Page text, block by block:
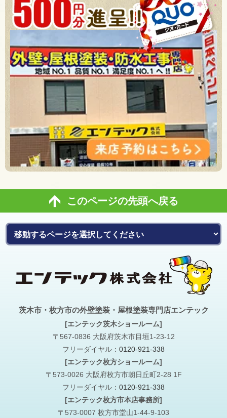
このページの先頭へ戻る
茨木市・枚方市の外壁塗装・屋根塗装専門店エンテック
[エンテック茨木ショールーム]
〒567-0836 大阪府茨木市目垣1-23-12
フリーダイヤル： 0120-921-338
[エンテック枚方ショールーム]
〒573-0026 大阪府枚方市朝日丘町2-28 1F
フリーダイヤル： 0120-921-338
[エンテック枚方市本店事務所]
〒573-0007 枚方市堂山1-44-9-103